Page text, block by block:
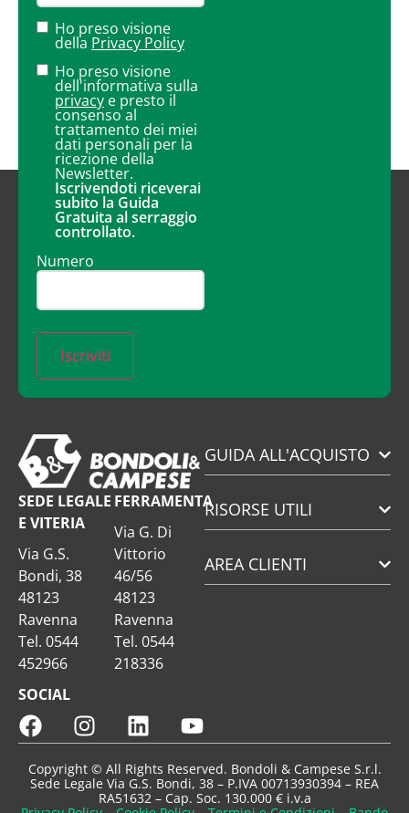
Ho preso visione
della Privacy Policy
Ho preso visione
dell'informativa sulla
privacy e presto il
consenso al
trattamento dei miei
dati personali per la
ricezione della
Newsletter.
Iscrivendoti riceverai
subito la Guida
Gratuita al serraggio
controllato.
Numero
Iscriviti
SEDE LEGALE
E VITERIA
Via G.S.
Bondi, 38
48123
Ravenna
Tel. 0544
452966
FERRAMENTA
Via G. Di
Vittorio
46/56
48123
Ravenna
Tel. 0544
218336
SOCIAL
GUIDA ALL'ACQUISTO
RISORSE UTILI
AREA CLIENTI
Copyright © All Rights Reserved. Bondoli & Campese S.r.l.
Sede Legale Via G.S. Bondi, 38 – P.IVA 00713930394 – REA
RA51632 – Cap. Soc. 130.000 € i.v.a